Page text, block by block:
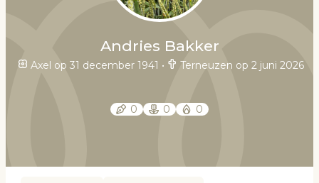
Andries Bakker
Axel op 31 december 1941 • Terneuzen op 2 juni 2026
0 0 0